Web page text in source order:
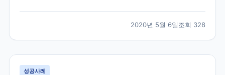
분들이 정말 신경을 많이 쓰게 되는 부분 중에 하나죠 ?
그리고 가장 궁금한 부분이 아닐까 싶네요. 제...
2020년 5월 6일조회 328
성공사례